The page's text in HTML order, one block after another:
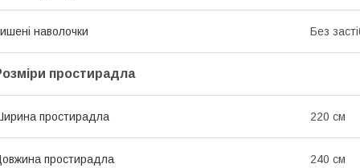
наволочки Без
простирадла
простирадла 220 см
простирадла 240 см